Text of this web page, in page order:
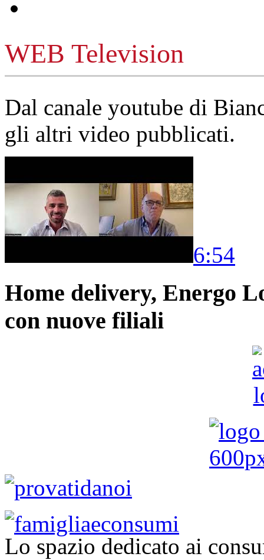
WEB Television
Dal canale youtube di
gli altri video pubblicati.
6:54
Home delivery, Energo
con nuove filiali
Lo spazio dedicato ai